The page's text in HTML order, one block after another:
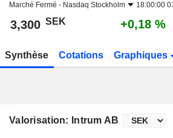
Marché Fermé - Nasdaq Stockholm 18:00:00
3,300 SEK +0,18 %
Synthèse Cotations Graphiques
Valorisation: Intrum AB